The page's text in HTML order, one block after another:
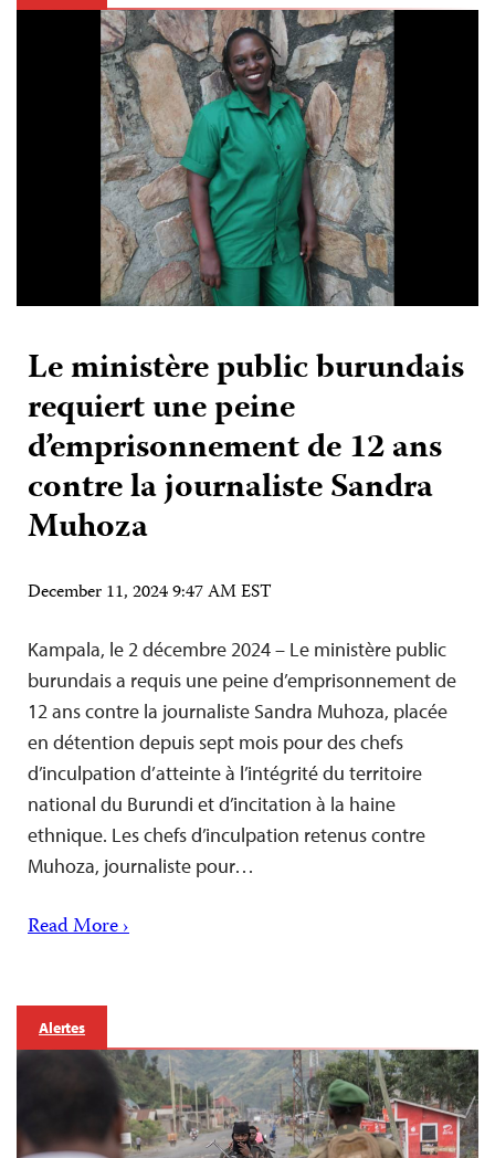
Le ministère public burundais
requiert une peine
d’emprisonnement de 12 ans
contre la journaliste Sandra
Muhoza
December 11, 2024 9:47 AM EST
Kampala, le 2 décembre 2024 – Le ministère public
burundais a requis une peine d’emprisonnement de
12 ans contre la journaliste Sandra Muhoza, placée
en détention depuis sept mois pour des chefs
d’inculpation d’atteinte à l’intégrité du territoire
national du Burundi et d’incitation à la haine
ethnique. Les chefs d’inculpation retenus contre
Muhoza, journaliste pour…
Read More ›
Alertes